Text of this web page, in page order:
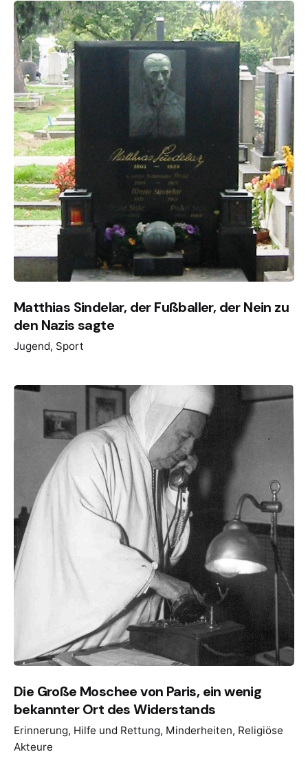
Matthias Sindelar, der Fußballer, der Nein zu
den Nazis sagte
Jugend Sport
Die Große Moschee von Paris, ein wenig
bekannter Ort des Widerstands
Erinnerung Hilfe und Rettung Minderheiten Religiöse
Akteure